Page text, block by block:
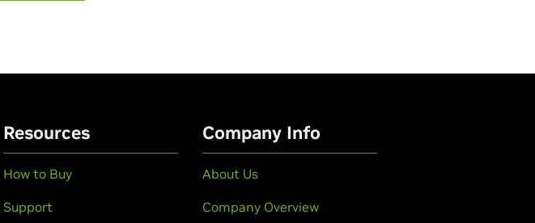
Resources
How to Buy
Support
Company Info
About Us
Company Overview